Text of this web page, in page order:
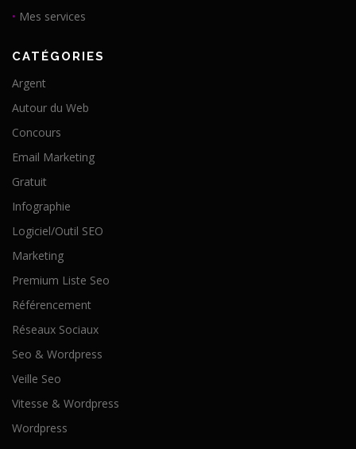
• Mes services
CATÉGORIES
Argent
Autour du Web
Concours
Email Marketing
Gratuit
Infographie
Logiciel/Outil SEO
Marketing
Premium Liste Seo
Référencement
Réseaux Sociaux
Seo & Wordpress
Veille Seo
Vitesse & Wordpress
Wordpress